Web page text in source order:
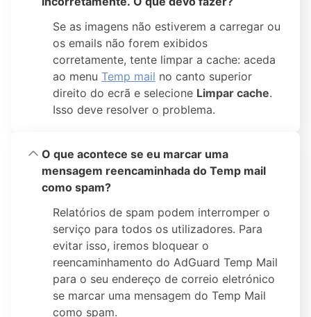
Se as imagens não estiverem a carregar ou
os emails não forem exibidos
corretamente, tente limpar a cache: aceda
ao menu Temp mail no canto superior
direito do ecrã e selecione Limpar cache.
Isso deve resolver o problema.
O que acontece se eu marcar uma
mensagem reencaminhada do Temp mail
como spam?
Relatórios de spam podem interromper o
serviço para todos os utilizadores. Para
evitar isso, iremos bloquear o
reencaminhamento do AdGuard Temp Mail
para o seu endereço de correio eletrónico
se marcar uma mensagem do Temp Mail
como spam.